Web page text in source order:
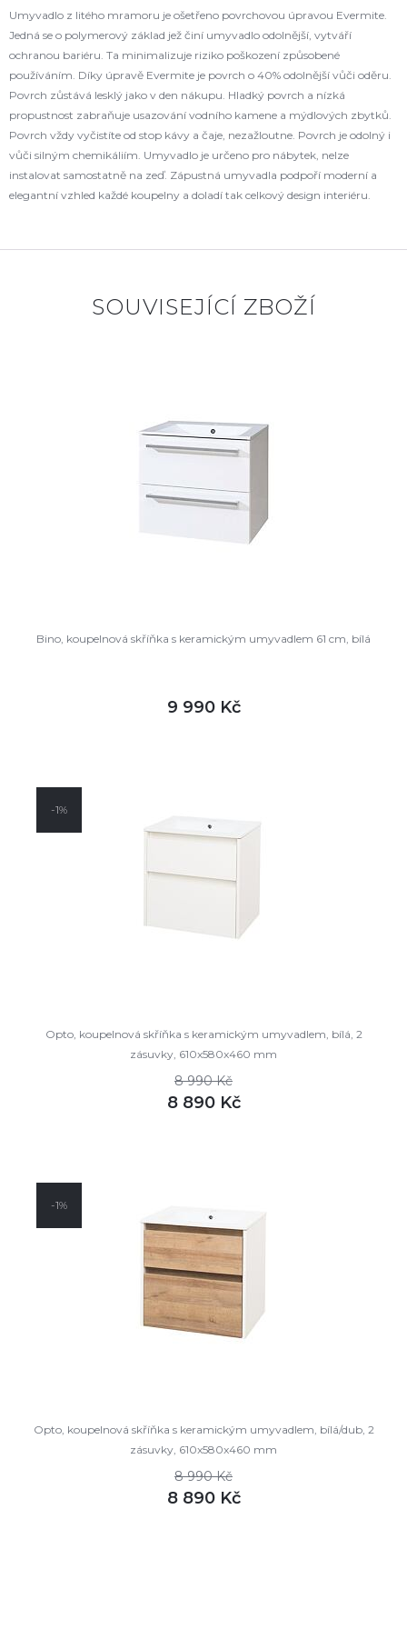
Umyvadlo z litého mramoru je ošetřeno povrchovou úpravou Evermite.
Jedná se o polymerový základ jež činí umyvadlo odolnější, vytváří
ochranou bariéru. Ta minimalizuje riziko poškození způsobené
používáním. Díky úpravě Evermite je povrch o 40% odolnější vůči oděru.
Povrch zůstává lesklý jako v den nákupu. Hladký povrch a nízká
propustnost zabraňuje usazování vodního kamene a mýdlových zbytků.
Povrch vždy vyčistíte od stop kávy a čaje, nezažloutne. Povrch je odolný i
vůči silným chemikáliím. Umyvadlo je určeno pro nábytek, nelze
instalovat samostatně na zeď. Zápustná umyvadla podpoří moderní a
elegantní vzhled každé koupelny a doladí tak celkový design interiéru.
SOUVISEJÍCÍ ZBOŽÍ
Bino, koupelnová skříňka s keramickým umyvadlem 61 cm, bílá
9 990 Kč
-1%
Opto, koupelnová skříňka s keramickým umyvadlem, bílá, 2
zásuvky, 610x580x460 mm
8 990 Kč
8 890 Kč
-1%
Opto, koupelnová skříňka s keramickým umyvadlem, bílá/dub, 2
zásuvky, 610x580x460 mm
8 990 Kč
8 890 Kč